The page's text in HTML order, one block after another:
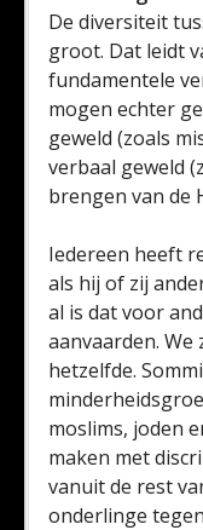
De diversiteit
groot. Dat leidt
fundamentele
mogen echter
geweld (zoals
verbaal geweld
brengen van de
Iedereen heeft
als hij of zij
al is dat voor
aanvaarden.
hetzelfde.
moslims, joden
maken met
vanuit de rest
onderlinge